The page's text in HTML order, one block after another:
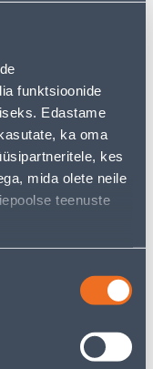
funktsioonide
Edastame
ka oma
kes
mida olete neile
teenuste
2-NE LÜLITI
SL-250 VALGE
/tk